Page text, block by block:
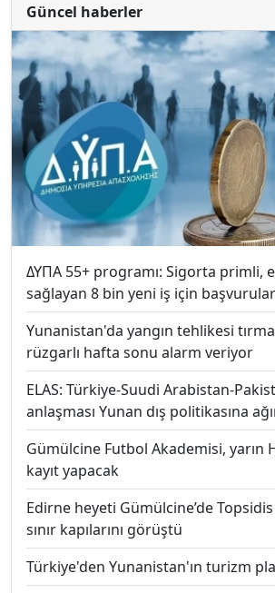
Güncel haberler
ΔΥΠΑ 55+ programı: Sigorta primli,
sağlayan 8 bin yeni iş için
Yunanistan'da yangın tehlikesi
rüzgarlı hafta sonu alarm veriyor
ELAS: Türkiye-Suudi Arabistan-
anlaşması Yunan dış politikasına
Gümülcine Futbol Akademisi, yarın
kayıt yapacak
Edirne heyeti Gümülcine’de
sınır kapılarını görüştü
Türkiye'den Yunanistan'ın turizm